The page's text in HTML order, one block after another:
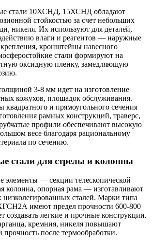
стали 10ХСНД, 15ХСНД обладают
стойкостью за счет небольших
никеля. Их используют для деталей,
влаги и реагентов — наружные
кронштейны навесного
стали формируют на
оксидную пленку, замедляющую
3-8 мм идет на изготовление
кожухов, площадок обслуживания.
и прямоугольного сечения
рамных конструкций, траверс,
профили обеспечивают высокую
весе благодаря рациональному
по сечению.
стали для стрелы и колонны
элементы — секции телескопической
колонна, опорная рама — изготавливают
сталей. Марки типа
имеют предел прочности 600-800
создавать легкие и прочные конструкции.
кремния, никеля повышают
прочность после термообработки.